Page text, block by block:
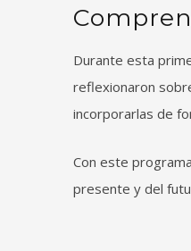
Durante esta
reflexionaron
incorporarlas de
Con este
presente y del